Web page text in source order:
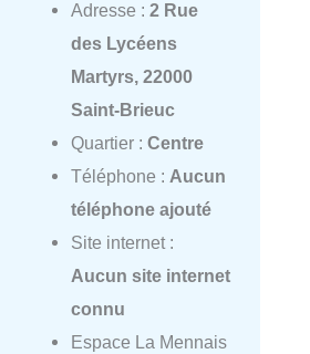
Adresse : 2 Rue
des Lycéens
Martyrs, 22000
Saint-Brieuc
Quartier : Centre
Téléphone : Aucun
téléphone ajouté
Site internet :
Aucun site internet
connu
Espace La Mennais